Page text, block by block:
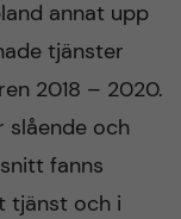
annat upp
tjänster
2018 – 2020.
slående och
fanns
tjänst och i